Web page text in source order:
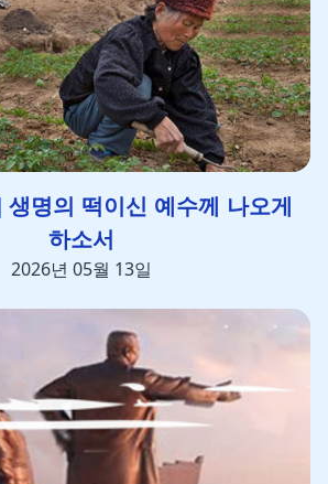
명의 떡이신 예수께 나오게
하소서
2026년 05월 13일